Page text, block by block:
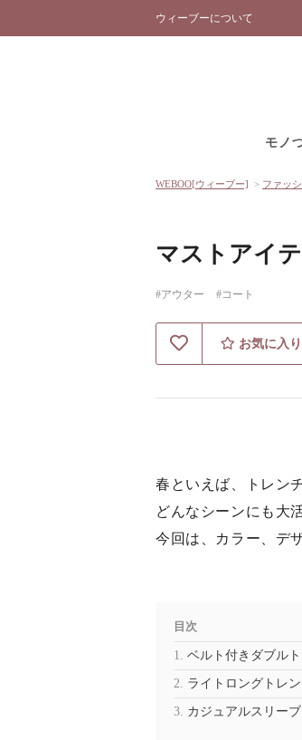
ウィーブーについて
モノ
WEBOO[ウィーブー] > ファッ
マストアイ
#アウター #コート
お気に入り
春といえば、トレン
どんなシーンにも大
今回は、カラー、デ
目次
ベルト付きダブル
ライトロングトレ
カジュアルスリー